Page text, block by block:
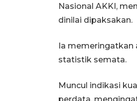
Nasional AKKI,
dinilai dipaksakan.
Ia memeringatkan
statistik semata.
Muncul indikasi
perdata,